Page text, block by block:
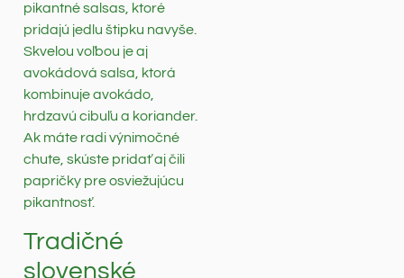
pikantné salsas, ktoré
pridajú jedlu štipku navyše.
Skvelou voľbou je aj
avokádová salsa, ktorá
kombinuje avokádo,
hrdzavú cibuľu a koriander.
Ak máte radi výnimočné
chute, skúste pridať aj čili
papričky pre osviežujúcu
pikantnosť.
Tradičné
slovenské